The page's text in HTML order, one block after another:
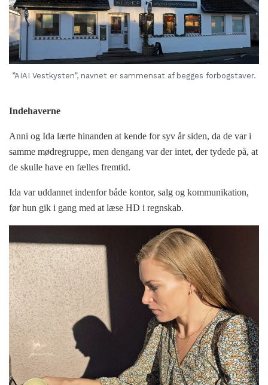
”AIAI Vestkysten”, navnet er sammensat af begges forbogstaver.
Indehaverne
Anni og Ida lærte hinanden at kende for syv år siden, da de var i
samme mødregruppe, men dengang var der intet, der tydede på, at
de skulle have en fælles fremtid.
Ida var uddannet indenfor både kontor, salg og kommunikation,
før hun gik i gang med at læse HD i regnskab.